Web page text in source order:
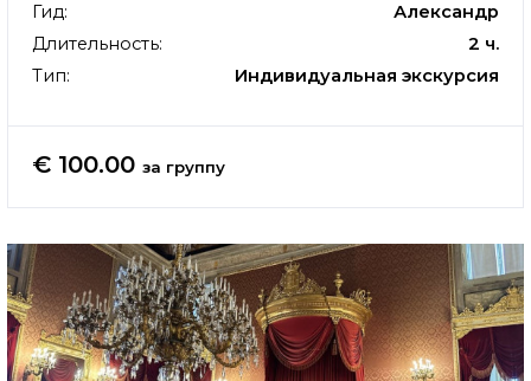
Гид:
Александр
Длительность:
2 ч.
Тип:
Индивидуальная экскурсия
€ 100.00 за группу